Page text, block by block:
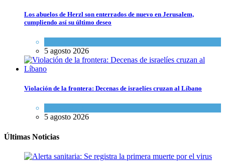
Los abuelos de Herzl son enterrados de nuevo en Jerusalem,
cumpliendo así su último deseo
5 agosto 2026
Violación de la frontera: Decenas de israelíes cruzan al Líbano
5 agosto 2026
Últimas Noticias